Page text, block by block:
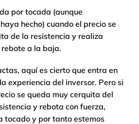
por tocada (aunque
hecho) cuando el precio se
de la resistencia y realiza
a la baja.
aquí es cierto que entra en
experiencia del inversor. Pero si
se queda muy cerquita del
y rebota con fuerza,
tocado y por tanto estemos